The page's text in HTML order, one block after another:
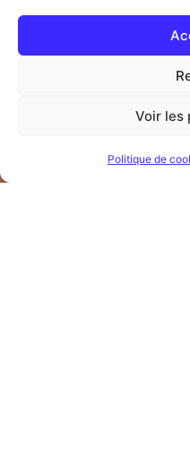
Voir les
Politique de
Toutes nos formations
Bertrand Doret EI
Réponse sous 48h